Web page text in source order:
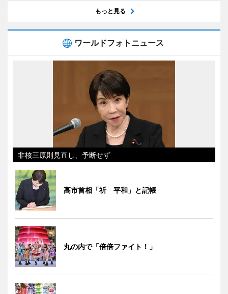
もっと見る
ワールドフォトニュース
非核三原則見直し、予断せず
高市首相「祈 平和」と記帳
丸の内で「倍倍ファイト！」